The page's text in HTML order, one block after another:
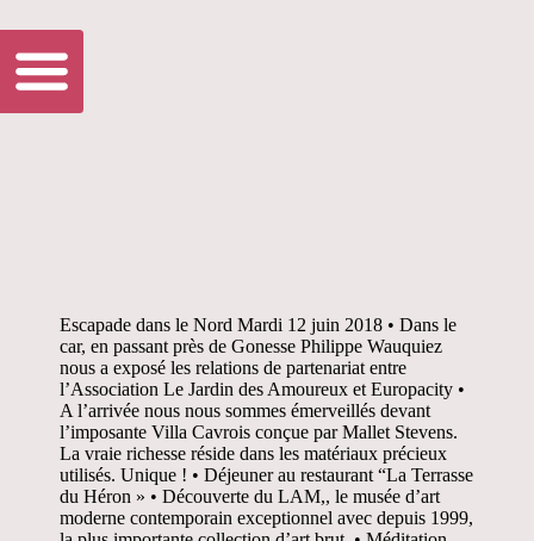
Escapade dans le Nord Mardi 12 juin 2018 • Dans le
car, en passant près de Gonesse Philippe Wauquiez
nous a exposé les relations de partenariat entre
l’Association Le Jardin des Amoureux et Europacity •
A l’arrivée nous nous sommes émerveillés devant
l’imposante Villa Cavrois conçue par Mallet Stevens.
La vraie richesse réside dans les matériaux précieux
utilisés. Unique ! • Déjeuner au restaurant “La Terrasse
du Héron » • Découverte du LAM,, le musée d’art
moderne contemporain exceptionnel avec depuis 1999,